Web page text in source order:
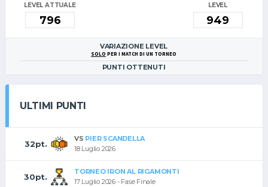
LEVEL ATTUALE LEVEL
VARIAZIONE LEVEL
SOLO PER I MATCH DI UN TORNEO
PUNTI OTTENUTI
ULTIMI PUNTI
32pt.
VS PIER SCANDELLA
18 Luglio 2026
30pt.
TORNEO IRON AL RIGAMONTI
17 Luglio 2026 - Fase Finale